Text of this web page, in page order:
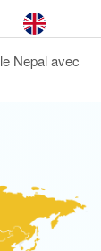
Nepal avec